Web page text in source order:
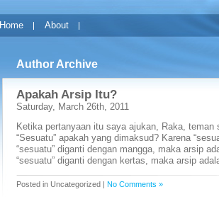
Home About
Author Archive
Apakah Arsip Itu?
Saturday, March 26th, 2011
Ketika pertanyaan itu saya ajukan, Raka, teman
“Sesuatu” apakah yang dimaksud? Karena
“sesuatu” diganti dengan mangga, maka arsip
“sesuatu” diganti dengan kertas, maka arsip
Posted in Uncategorized | No Comments »